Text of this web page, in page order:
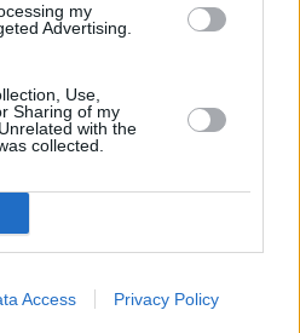
my
Advertising.
Use,
Sharing of my
with the
collected.
Access Privacy Policy